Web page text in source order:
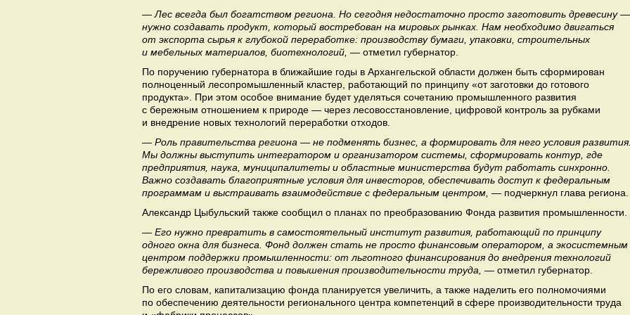
— Лес всегда был богатством региона. Но сегодня недостаточно просто заготовить древесину —
нужно создавать продукт, который востребован на мировых рынках. Нам необходимо двигаться
от экспорта сырья к глубокой переработке: производству бумаги, упаковки, строительных
и мебельных материалов, биотехнологий, — отметил губернатор.
По поручению губернатора в ближайшие годы в Архангельской области должен быть сформирован
полноценный лесопромышленный кластер, работающий по принципу «от заготовки до готового
продукта». При этом особое внимание будет уделяться сочетанию промышленного развития
с бережным отношением к природе — через лесовосстановление, цифровой контроль за рубками
и внедрение новых технологий переработки отходов.
— Роль правительства региона — не подменять бизнес, а формировать для него условия
Мы должны выступить интегратором и организатором системы, сформировать контур, где
предприятия, наука, муниципалитеты и областные министерства будут работать синхронно.
Важно создавать благоприятные условия для инвесторов, обеспечивать доступ к федеральным
программам и выстраивать взаимодействие с федеральным центром, — подчеркнул глава региона.
Александр Цыбульский также сообщил о планах по преобразованию Фонда развития промышленности.
— Его нужно превратить в самостоятельный институт развития, работающий по принципу
одного окна для бизнеса. Фонд должен стать не просто финансовым оператором, а экосистемным
центром поддержки промышленности: от льготного финансирования до внедрения технологий
бережливого производства и повышения производительности труда, — отметил губернатор.
По его словам, капитализацию фонда планируется увеличить, а также наделить его полномочиями
по обеспечению деятельности регионального центра компетенций в сфере производительности труда